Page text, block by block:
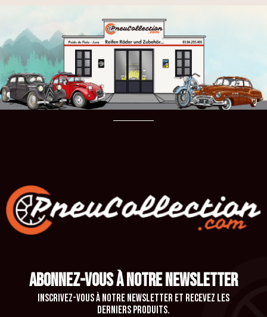
ABONNEZ-VOUS À NOTRE NEWSLETTER
Inscrivez-vous à notre newsletter et recevez les
derniers produits.